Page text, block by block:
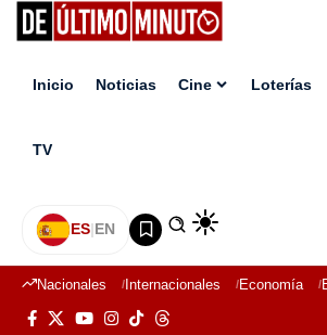
Inicio Noticias Cine Loterías
TV
ES|EN
Nacionales Internacionales Economía